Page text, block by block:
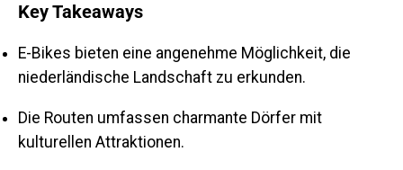
Key Takeaways
E-Bikes bieten eine angenehme Möglichkeit, die
niederländische Landschaft zu erkunden.
Die Routen umfassen charmante Dörfer mit
kulturellen Attraktionen.